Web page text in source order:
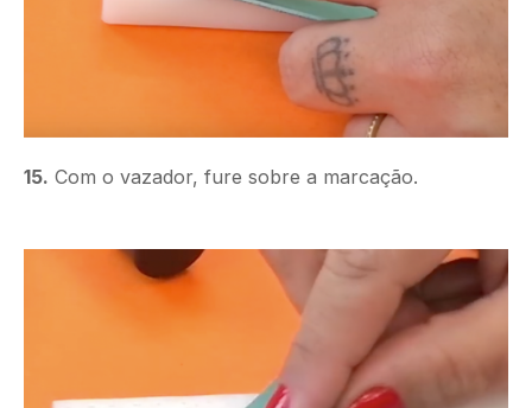
15. Com o vazador, fure sobre a marcação.